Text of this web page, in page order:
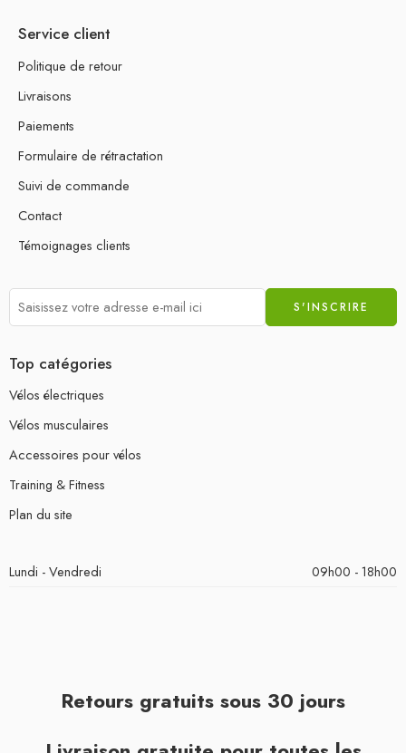
Service client
Politique de retour
Livraisons
Paiements
Formulaire de rétractation
Suivi de commande
Contact
Témoignages clients
Top catégories
Vélos électriques
Vélos musculaires
Accessoires pour vélos
Training & Fitness
Plan du site
Lundi - Vendredi 09h00 - 18h00
Retours gratuits sous 30 jours